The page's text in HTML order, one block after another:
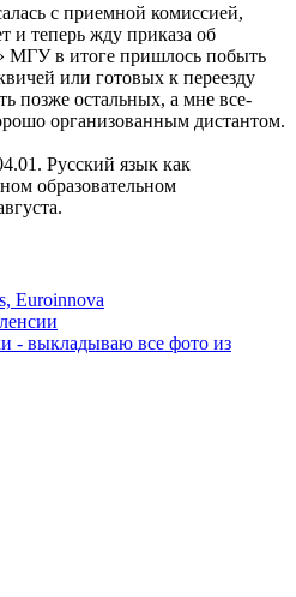
с приемной комиссией,
и теперь жду приказа об
МГУ в итоге пришлось побыть
или готовых к переезду
позже остальных, а мне все-
организованным дистантом.
Русский язык как
образовательном
Euroinnova
- выкладываю все фото из